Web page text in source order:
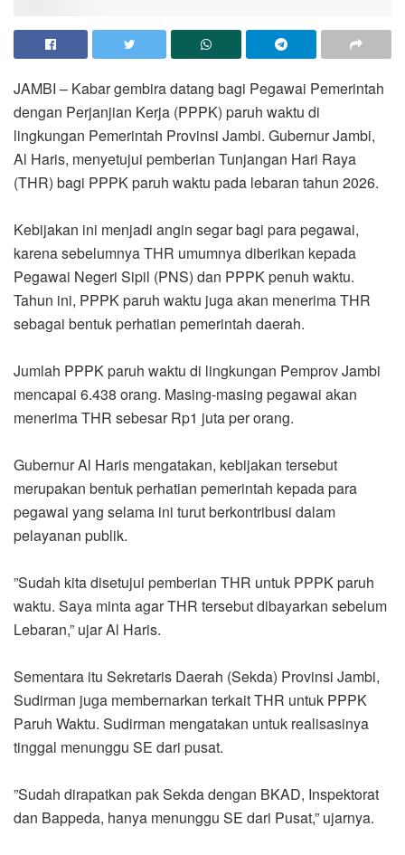
JAMBI – Kabar gembira datang bagi Pegawai Pemerintah
dengan Perjanjian Kerja (PPPK) paruh waktu di
lingkungan Pemerintah Provinsi Jambi. Gubernur Jambi,
Al Haris, menyetujui pemberian Tunjangan Hari Raya
(THR) bagi PPPK paruh waktu pada lebaran tahun 2026.
‎Kebijakan ini menjadi angin segar bagi para pegawai,
karena sebelumnya THR umumnya diberikan kepada
Pegawai Negeri Sipil (PNS) dan PPPK penuh waktu.
Tahun ini, PPPK paruh waktu juga akan menerima THR
sebagai bentuk perhatian pemerintah daerah.
‎Jumlah PPPK paruh waktu di lingkungan Pemprov Jambi
mencapai 6.438 orang. Masing-masing pegawai akan
menerima THR sebesar Rp1 juta per orang.
‎Gubernur Al Haris mengatakan, kebijakan tersebut
merupakan bentuk perhatian pemerintah kepada para
pegawai yang selama ini turut berkontribusi dalam
pelayanan publik.
‎”Sudah kita disetujui pemberian THR untuk PPPK paruh
waktu. Saya minta agar THR tersebut dibayarkan sebelum
Lebaran,” ujar Al Haris.
‎Sementara itu Sekretaris Daerah (Sekda) Provinsi Jambi,
Sudirman juga membernarkan terkait THR untuk PPPK
Paruh Waktu. Sudirman mengatakan untuk realisasinya
tinggal menunggu SE dari pusat.
‎”Sudah dirapatkan pak Sekda dengan BKAD, Inspektorat
dan Bappeda, hanya menunggu SE dari Pusat,” ujarnya.